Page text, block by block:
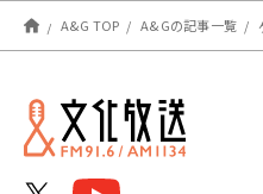
A&G TOP A&Gの記事一覧